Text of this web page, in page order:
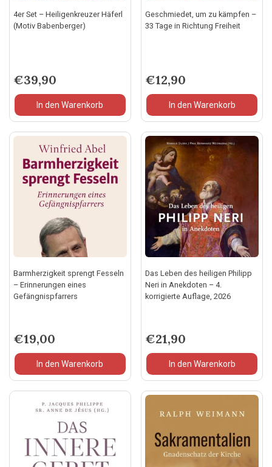
4er Set – Heiligenkreuzer Häferl
(Motiv Babenberger)
€39,90
In den Warenkorb
Geschmiedet, um zu kämpfen –
33 Tage in Richtung Freiheit
€12,90
In den Warenkorb
Barmherzigkeit sprengt Fesseln
– Erinnerungen eines
Gefängnispfarrers
€19,00
In den Warenkorb
Das Leben des heiligen Philipp
Neri in Anekdoten – 4.
korrigierte Auflage, 2026
€21,90
In den Warenkorb